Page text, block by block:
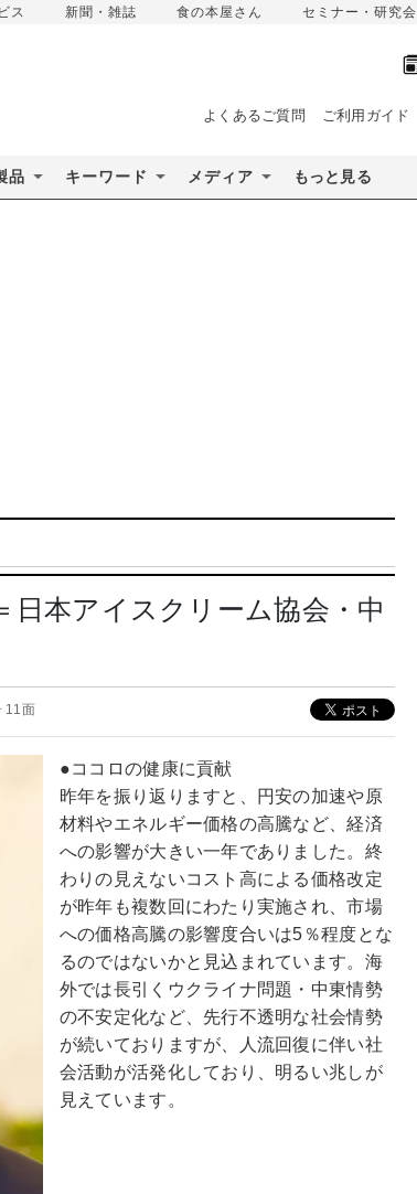
ス 新聞・雑誌 食の本屋さん セミナー・研究会
よくあるご質問 ご利用ガイド
品 キーワード メディア もっと見る
日本アイスクリーム協会・中
11面
●ココロの健康に貢献
昨年を振り返りますと、円安の加速や原
材料やエネルギー価格の高騰など、経済
への影響が大きい一年でありました。終
わりの見えないコスト高による価格改定
が昨年も複数回にわたり実施され、市場
への価格高騰の影響度合いは5％程度とな
るのではないかと見込まれています。海
外では長引くウクライナ問題・中東情勢
の不安定化など、先行不透明な社会情勢
が続いておりますが、人流回復に伴い社
会活動が活発化しており、明るい兆しが
見えています。